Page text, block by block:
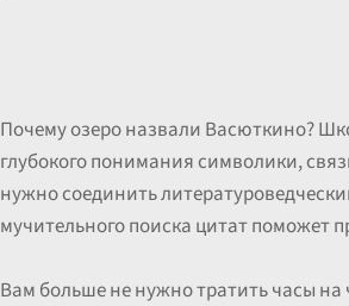
Почему озеро назвали Васюткино?
глубокого понимания символики,
нужно соединить
мучительного поиска цитат поможет
Вам больше не нужно тратить часы на